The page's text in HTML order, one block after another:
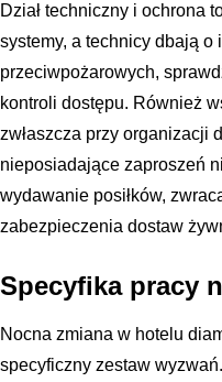
Dział techniczny i ochrona
systemy, a technicy dbają
przeciwpożarowych,
kontroli dostępu. Również
zwłaszcza przy organizacji
nieposiadające zaproszeń
wydawanie posiłków,
zabezpieczenia dostaw
Specyfika pracy
Nocna zmiana w hotelu
specyficzny zestaw